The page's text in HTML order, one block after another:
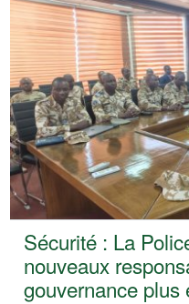
Sécurité : La
nouveaux
gouvernance plus